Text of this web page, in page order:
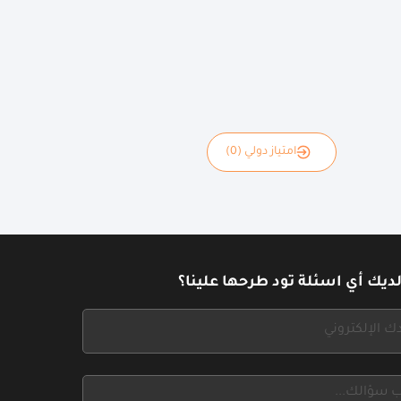
امتياز دولي (0)
أي اسئلة تود طرحها علينا؟